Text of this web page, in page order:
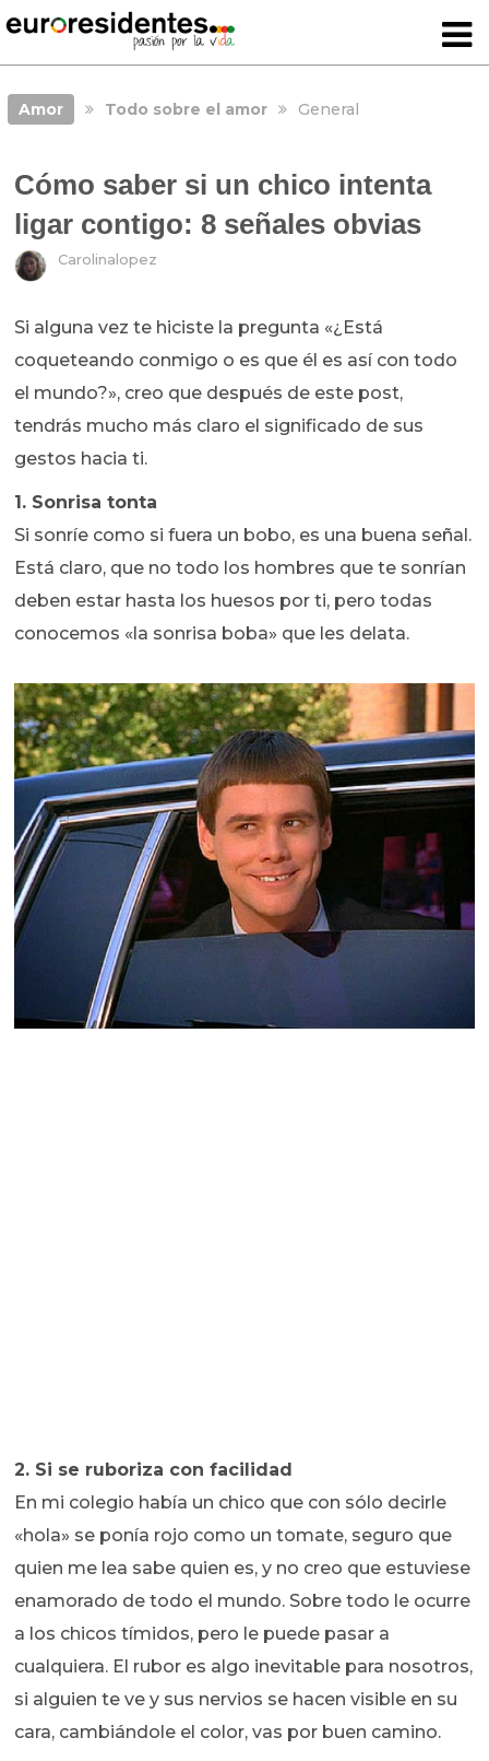
Amor Todo sobre el amor General
Cómo saber si un chico intenta
ligar contigo: 8 señales obvias
Carolinalopez
Si alguna vez te hiciste la pregunta «¿Está
coqueteando conmigo o es que él es así con todo
el mundo?», creo que después de este post,
tendrás mucho más claro el significado de sus
gestos hacia ti.
1. Sonrisa tonta
Si sonríe como si fuera un bobo, es una buena señal.
Está claro, que no todo los hombres que te sonrían
deben estar hasta los huesos por ti, pero todas
conocemos «la sonrisa boba» que les delata.
2. Si se ruboriza con facilidad
En mi colegio había un chico que con sólo decirle
«hola» se ponía rojo como un tomate, seguro que
quien me lea sabe quien es, y no creo que estuviese
enamorado de todo el mundo. Sobre todo le ocurre
a los chicos tímidos, pero le puede pasar a
cualquiera. El rubor es algo inevitable para nosotros,
si alguien te ve y sus nervios se hacen visible en su
cara, cambiándole el color, vas por buen camino.